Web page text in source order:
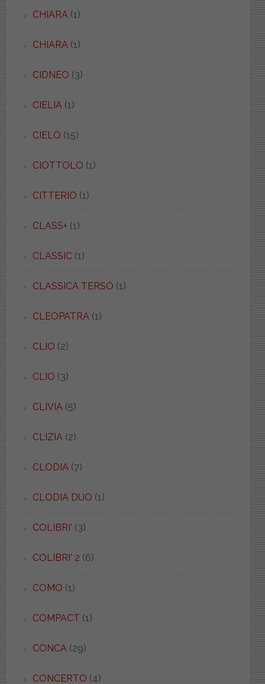
CHIARA (1)
CHIARA (1)
CIDNEO (3)
CIELIA (1)
CIELO (15)
CIOTTOLO (1)
CITTERIO (1)
CLASS+ (1)
CLASSIC(1)
CLASSICA TERSO (1)
CLEOPATRA (1)
CLIO (2)
CLIO (3)
CLIVIA (5)
CLIZIA (2)
CLODIA (7)
CLODIA DUO (1)
COLIBRI' (3)
COLIBRI' 2 (6)
COMO (1)
COMPACT (1)
CONCA (29)
CONCERTO (4)